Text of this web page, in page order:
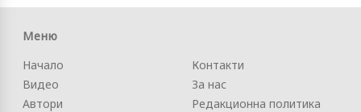
Меню
Начало
Видео
Автори
Контакти
За нас
Редакционна политика